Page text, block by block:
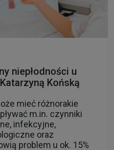
niepłodności u
Końską
mieć różnorakie
m.in. czynniki
infekcyjne,
oraz
problem u ok. 15%